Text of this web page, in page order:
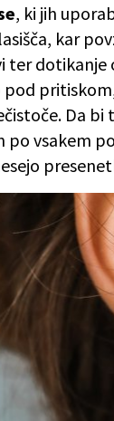
, ki jih
kar
ter dotikanje
pod
Da
po vsakem